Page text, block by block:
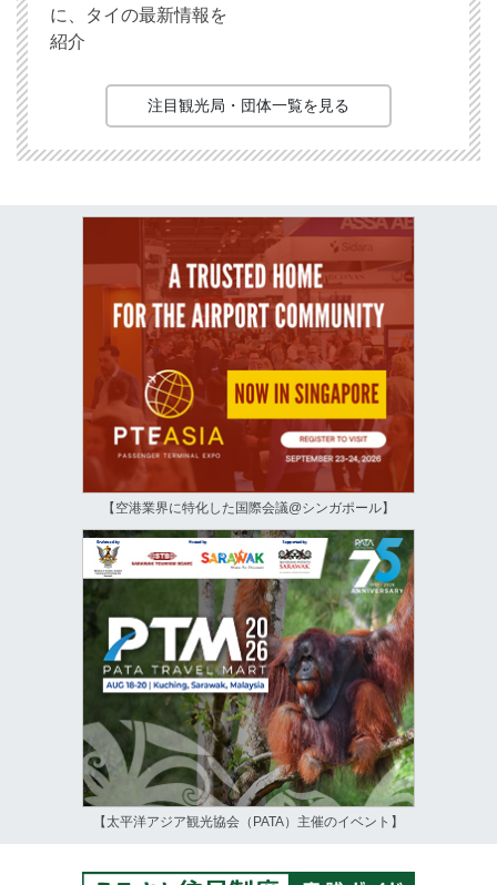
に、タイの最新情報を
紹介
注目観光局・団体一覧を見る
【空港業界に特化した国際会議@シンガポール】
【太平洋アジア観光協会（PATA）主催のイベント】